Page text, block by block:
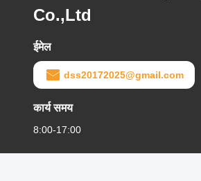
Co.,Ltd
ईमेल
dss20172025@gmail.com
कार्य समय
8:00-17:00